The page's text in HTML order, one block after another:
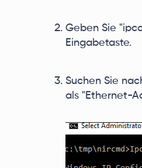
Geben Sie
Eingabetaste.
Suchen Sie
als "Ethernet-